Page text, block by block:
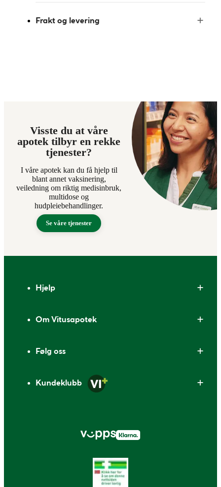
Frakt og levering
Visste du at våre
apotek tilbyr en rekke
tjenester?
I våre apotek kan du få hjelp til
blant annet vaksinering,
veiledning om riktig medisinbruk,
multidose og
hudpleiebehandlinger.
Se våre tjenester
Hjelp
Om Vitusapotek
Følg oss
Kundeklubb